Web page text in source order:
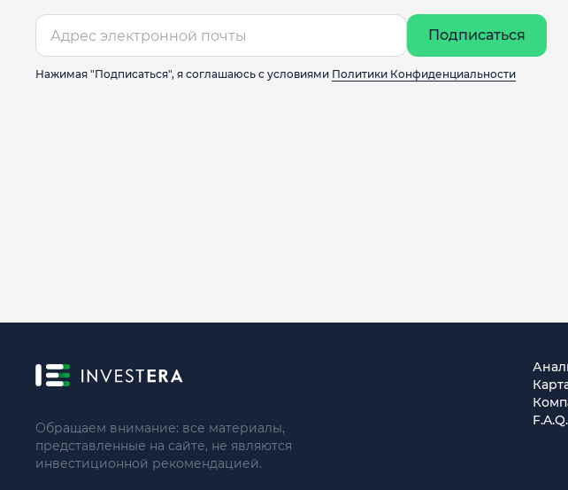
Подписаться
Нажимая "Подписаться", я соглашаюсь с условиями Политики Конфиденциальности
Обращаем внимание: все материалы,
представленные на сайте, не являются
инвестиционной рекомендацией.
F.A.Q.